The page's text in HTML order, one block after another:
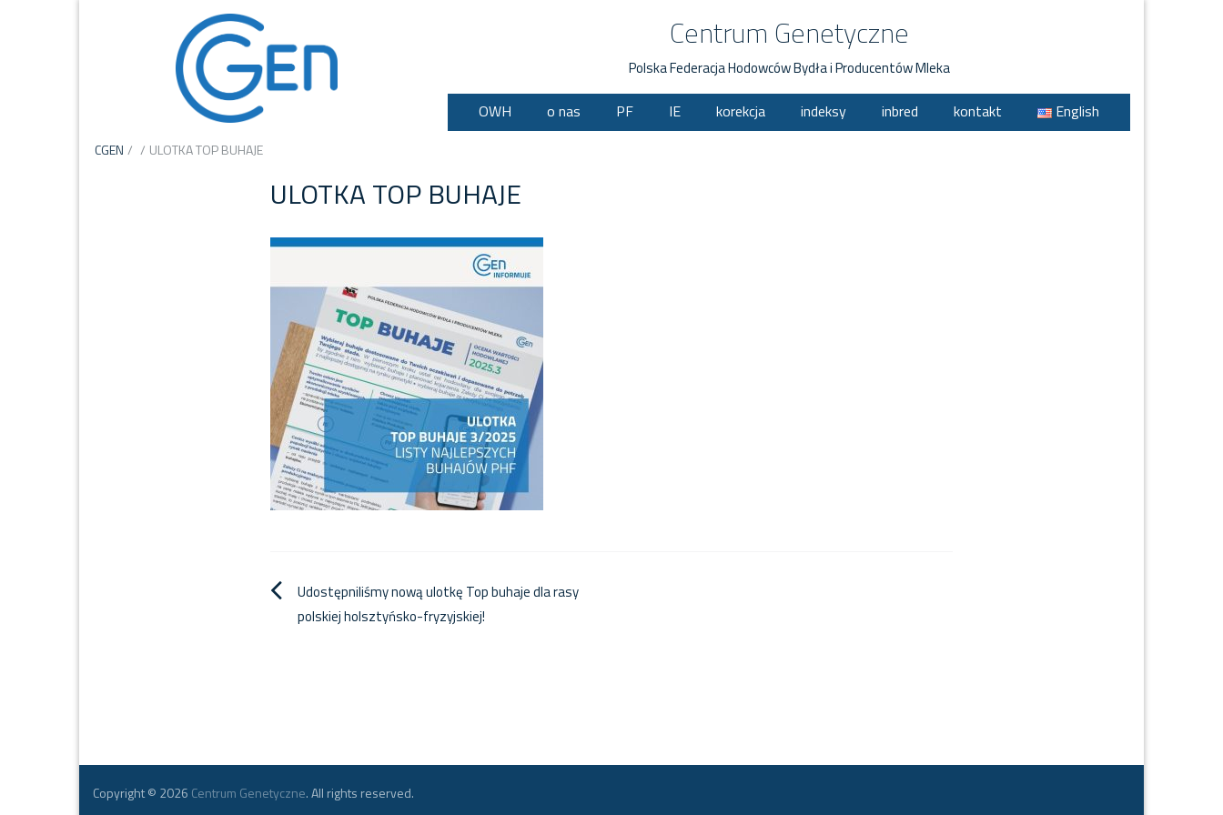
Centrum Genetyczne
Polska Federacja Hodowców Bydła i Producentów Mleka
OWH o nas PF IE korekcja indeksy inbred kontakt English
CGEN / / ULOTKA TOP BUHAJE
ULOTKA TOP BUHAJE
Nawigacja
Udostępniliśmy nową ulotkę Top buhaje dla rasy
polskiej holsztyńsko-fryzyjskiej!
Copyright © 2026 Centrum Genetyczne. All rights reserved.